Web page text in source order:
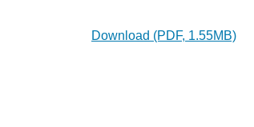
Download (PDF, 1.55MB)